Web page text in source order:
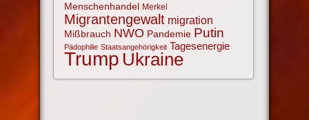
Menschenhandel Merkel
Migrantengewalt migration
Mißbrauch NWO Pandemie Putin
Pädophilie Staatsangehörigkeit Tagesenergie
Trump Ukraine